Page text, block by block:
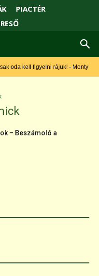
PIACTÉR
kell figyelni rájuk! - Monty Roberts
– Beszámoló a